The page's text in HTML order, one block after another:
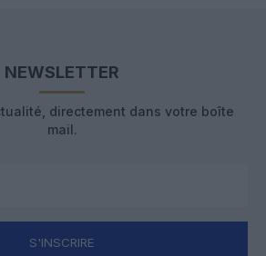
NEWSLETTER
directement dans votre boîte
mail.
S'INSCRIRE